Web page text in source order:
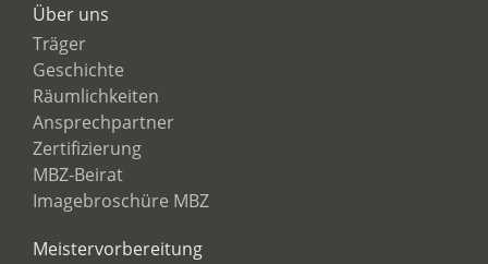
Über uns
Träger
Geschichte
Räumlichkeiten
Ansprechpartner
Zertifizierung
MBZ-Beirat
Imagebroschüre MBZ
Meistervorbereitung